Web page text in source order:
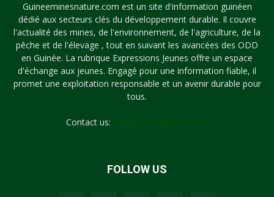
Guineeminesnature.com est un site d'information guinéen
dédié aux secteurs clés du développement durable. Il couvre
l'actualité des mines, de l'environnement, de l'agriculture, de la
pêche et de l'élevage , tout en suivant les avancées des ODD
en Guinée. La rubrique Expressions Jeunes offre un espace
d'échange aux jeunes. Engagé pour une information fiable, il
promet une exploitation responsable et un avenir durable pour
tous.
Contact us:
FOLLOW US